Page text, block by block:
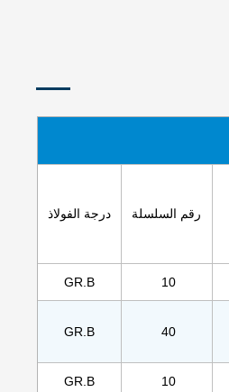
رقم السلسلة درجة الفولاذ
10
GR.B
40
GR.B
10
GR.B